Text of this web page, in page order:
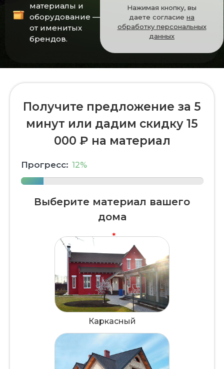
материалы и
оборудование —
от именитых
брендов.
Нажимая кнопку, вы
даете согласие на
обработку персональных
данных
Получите предложение за 5
минут или дадим скидку 15
000 ₽ на материал
Прогресс: 12%
Выберите материал вашего
дома
Каркасный